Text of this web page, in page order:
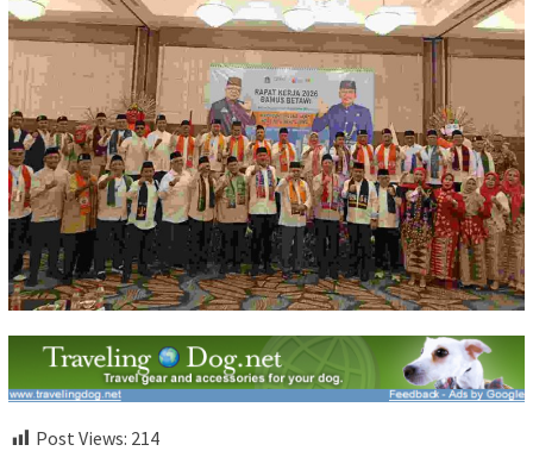
Post Views: 214